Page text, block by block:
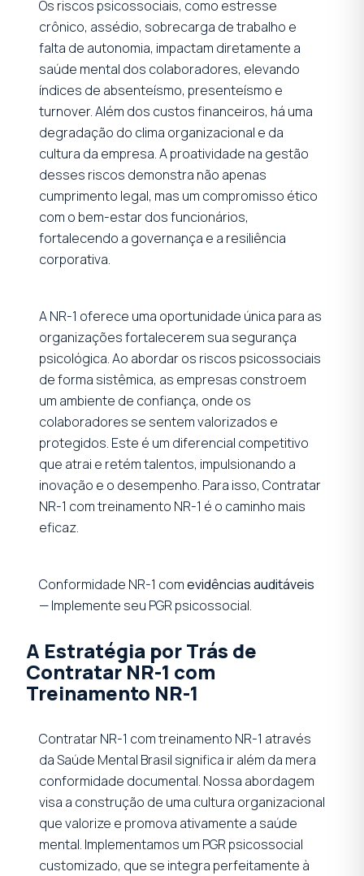
Os riscos psicossociais, como estresse
crônico, assédio, sobrecarga de trabalho e
falta de autonomia, impactam diretamente a
saúde mental dos colaboradores, elevando
índices de absenteísmo, presenteísmo e
turnover. Além dos custos financeiros, há uma
degradação do clima organizacional e da
cultura da empresa. A proatividade na gestão
desses riscos demonstra não apenas
cumprimento legal, mas um compromisso ético
com o bem-estar dos funcionários,
fortalecendo a governança e a resiliência
corporativa.
A NR-1 oferece uma oportunidade única para as
organizações fortalecerem sua segurança
psicológica. Ao abordar os riscos psicossociais
de forma sistêmica, as empresas constroem
um ambiente de confiança, onde os
colaboradores se sentem valorizados e
protegidos. Este é um diferencial competitivo
que atrai e retém talentos, impulsionando a
inovação e o desempenho. Para isso, Contratar
NR-1 com treinamento NR-1 é o caminho mais
eficaz.
Conformidade NR-1 comevidências auditáveis
— Implemente seu PGR psicossocial.
A Estratégia por Trás de
Contratar NR-1 com
Treinamento NR-1
Contratar NR-1 com treinamento NR-1 através
da Saúde Mental Brasil significa ir além da mera
conformidade documental. Nossa abordagem
visa a construção de uma cultura organizacional
que valorize e promova ativamente a saúde
mental. Implementamos um PGR psicossocial
customizado, que se integra perfeitamente à